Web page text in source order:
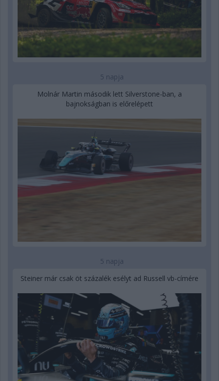
5 napja
Molnár Martin második lett Silverstone-ban, a
bajnokságban is előrelépett
5 napja
Steiner már csak öt százalék esélyt ad Russell vb-címére